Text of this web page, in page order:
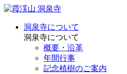
洞泉寺について
洞泉寺について
概要・沿革
年間行事
記念植樹のご案内